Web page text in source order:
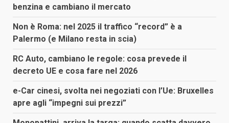
benzina e cambiano il mercato
Non è Roma: nel 2025 il traffico “record” è a
Palermo (e Milano resta in scia)
RC Auto, cambiano le regole: cosa prevede il
decreto UE e cosa fare nel 2026
e-Car cinesi, svolta nei negoziati con l’Ue: Bruxelles
apre agli “impegni sui prezzi”